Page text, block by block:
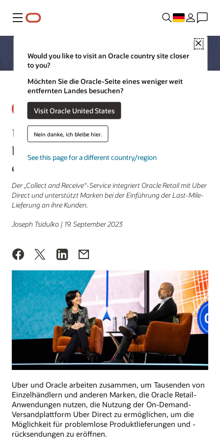
Menü
Close
Would you like to visit an Oracle country site closer
to you?
Möchten Sie die Oracle-Seite eines weniger weit
entfernten Landes besuchen?
Visit Oracle United States
Nein danke, ich bleibe hier.
See this page for a different country/region
Uber und Oracle starten
bahnbrechenden Lieferservice für
den Einzelhandel
Der „Collect and Receive“-Service integriert Oracle Retail mit Uber
Direct und unterstützt Marken bei der Einführung der Last-Mile-
Lieferung an ihre Kunden.
Joseph Tsidulko | 19. September 2023
Uber und Oracle arbeiten zusammen, um Tausenden von
Einzelhändlern und anderen Marken, die Oracle Retail-
Anwendungen nutzen, die Nutzung der On-Demand-
Versandplattform Uber Direct zu ermöglichen, um die
Möglichkeit für problemlose Produktlieferungen und -
rücksendungen zu eröffnen.